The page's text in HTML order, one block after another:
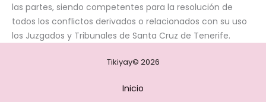
las partes, siendo competentes para la resolución de
todos los conflictos derivados o relacionados con su uso
los Juzgados y Tribunales de Santa Cruz de Tenerife.
Tikiyay© 2026
Inicio